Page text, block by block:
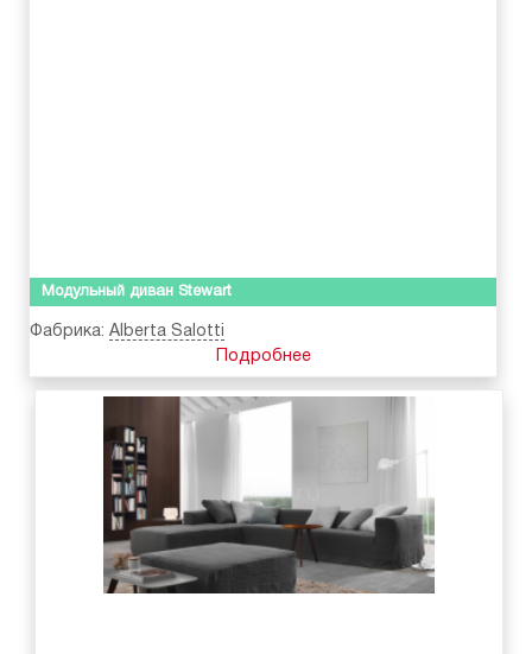
Модульный диван Stewart
Фабрика: Alberta Salotti
Подробнее